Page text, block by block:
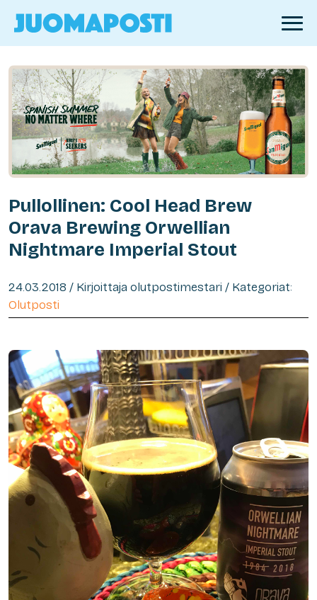
Pullollinen: Cool Head Brew
Orava Brewing Orwellian
Nightmare Imperial Stout
24.03.2018 / Kirjoittaja olutpostimestari / Kategoriat:
Olutposti